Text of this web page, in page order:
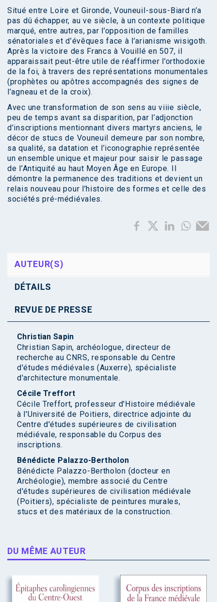
Situé entre Loire et Gironde, Vouneuil-sous-Biard n’a
pas dû échapper, au ve siècle, à un contexte politique
marqué, entre autres, par l’opposition de familles
sénatoriales et d’évêques face à l’arianisme wisigoth.
Après la victoire des Francs à Vouillé en 507, il
apparaissait peut-être utile de réaffirmer l’orthodoxie
de la foi, à travers des représentations monumentales
(prophètes ou apôtres accompagnés des signes de
l’agneau et de la croix).
Avec une transformation de son sens au viiie siècle,
peu de temps avant sa disparition, par l’adjonction
d’inscriptions mentionnant divers martyrs anciens, le
décor de stucs de Vouneuil demeure par son nombre,
sa qualité, sa datation et l’iconographie représentée
un ensemble unique et majeur pour saisir le passage
de l’Antiquité au haut Moyen Âge en Europe. Il
démontre la permanence des traditions et devient un
relais nouveau pour l’histoire des formes et celle des
sociétés pré-médiévales.
AUTEUR(S)
DÉTAILS
REVUE DE PRESSE
Christian Sapin
Christian Sapin, archéologue, directeur de
recherche au CNRS, responsable du Centre
d'études médiévales (Auxerre), spécialiste
d'architecture monumentale.
Cécile Treffort
Cécile Treffort, professeur d'Histoire médiévale
à l'Université de Poitiers, directrice adjointe du
Centre d'études supérieures de civilisation
médiévale, responsable du Corpus des
inscriptions.
Bénédicte Palazzo-Bertholon
Bénédicte Palazzo-Bertholon (docteur en
Archéologie), membre associé du Centre
d'études supérieures de civilisation médiévale
(Poitiers), spécialiste de peintures murales,
stucs et des matériaux de la construction.
DU MÊME AUTEUR